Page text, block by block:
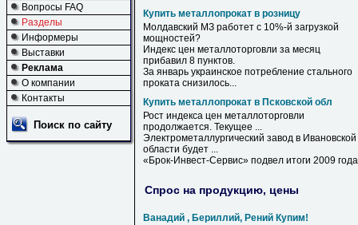
Вопросы FAQ
Разделы
Информеры
Выставки
Реклама
О компании
Контакты
Поиск по сайту
Купить металлопрокат в розницу
Молдавский МЗ работет с 10%-й загрузкой
мощностей?
Индекс цен металлоторговли за месяц
прибавил 8 пунктов.
За январь украинское потребление стального
проката снизилось...
Купить металлопрокат в Псковской обл
Рост индекса цен металлоторговли
продолжается. Текущее ...
Электрометаллургический завод в Ивановской
области будет ...
«Брок-Инвест-Сервис» подвел итоги 2009 года
Спрос на продукцию, цены
Ванадий , Бериллий, Рений Купим!